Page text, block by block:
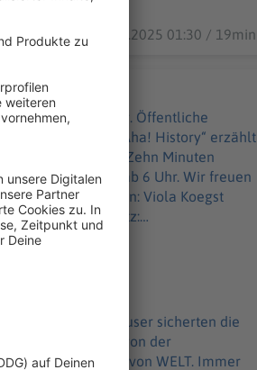
06.01.2025 01:30 / 19min
in ihrer Wohnung. Öffentliche
zusammen. „Aha! History“ erzählt
ab 6 Uhr. Wir freuen
Datenschutz:
WELT-DIGITAL.html
Badehäuser sicherten die
der Bäder von der